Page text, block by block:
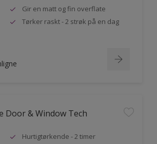
Gir en matt og fin overflate
Tørker raskt - 2 strøk på en dag
Door & Window Tech
Hurtigtørkende - 2 timer